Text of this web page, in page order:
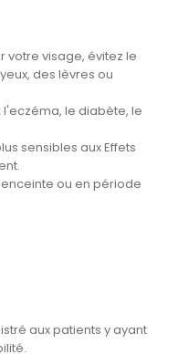
votre visage, évitez le
des lèvres ou
le diabète, le
sensibles aux Effets
ou en période
aux patients y ayant